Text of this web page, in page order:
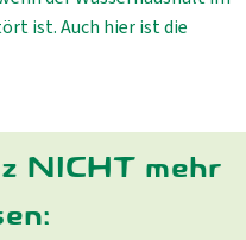
ist. Auch hier ist die
NICHT mehr